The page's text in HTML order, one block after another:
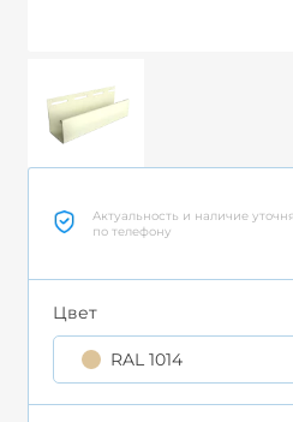
Актуальность и наличие
по телефону
Цвет
RAL 1014